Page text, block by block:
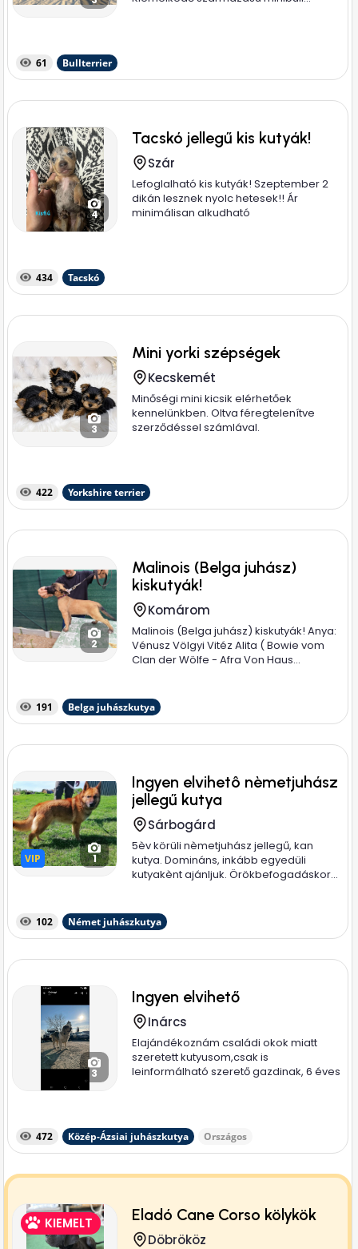
61 Bullterrier
4
Tacskó jellegű kis kutyák!
Szár
Lefoglalható kis kutyák! Szeptember 2
dikán lesznek nyolc hetesek!! Ár
minimálisan alkudható
434 Tacskó
3
Mini yorki szépségek
Kecskemét
Minőségi mini kicsik elérhetőek
kennelünkben. Oltva féregtelenítve
szerződéssel számlával.
422 Yorkshire terrier
2
Malinois (Belga juhász)
kiskutyák!
Komárom
Malinois (Belga juhász) kiskutyák! Anya:
Vénusz Völgyi Vitéz Alita ( Bowie vom
Clan der Wölfe - Afra Von Haus...
191 Belga juhászkutya
VIP
VIP 1
Ingyen elvihetô nèmetjuhász
jellegű kutya
Sárbogárd
5èv körüli nèmetjuhász jellegű, kan
kutya. Domináns, inkább egyedüli
kutyakènt ajánljuk. Örökbefogadáskor...
102 Német juhászkutya
3
Ingyen elvihető
Inárcs
Elajándékoznám családi okok miatt
szeretett kutyusom,csak is
leinformálható szerető gazdinak, 6 éves
472 Közép-Ázsiai juhászkutya Országos
KIEMELT Eladó Cane Corso kölykök
Döbrököz